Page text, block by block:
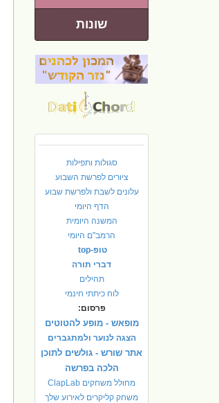
שונות
סגולות ותפילות
ציורים לפרשת השבוע
עלונים לשבת ולפרשת שבוע
הדף היומי
המשנה היומית
הרמב"ם היומי
טופ-top
דברי תורה
תהילים
לוח כיתתי חינמי
פרסום:
מופאש - מופע להטוטים
הצגה לנוער ולמתגברים
אתר שורש - גולשים לתוכן
הלכה בפרשה
מחולל משחקים ClapLab
משחק קליקרים לאירוע שלך